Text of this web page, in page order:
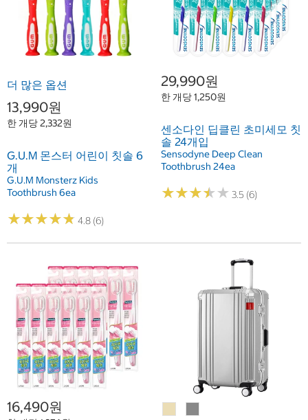
더 많은 옵션
13,990원
한 개당 2,332원
G.U.M 몬스터 어린이 칫솔 6
개
G.U.M Monsterz Kids
Toothbrush 6ea
★★★★★
★★★★★ 4.8 (6)
29,990원
한 개당 1,250원
센소다인 딥클린 초미세모 칫
솔 24개입
Sensodyne Deep Clean
Toothbrush 24ea
★★★★★
★★★★★ 3.5 (6)
16,490원